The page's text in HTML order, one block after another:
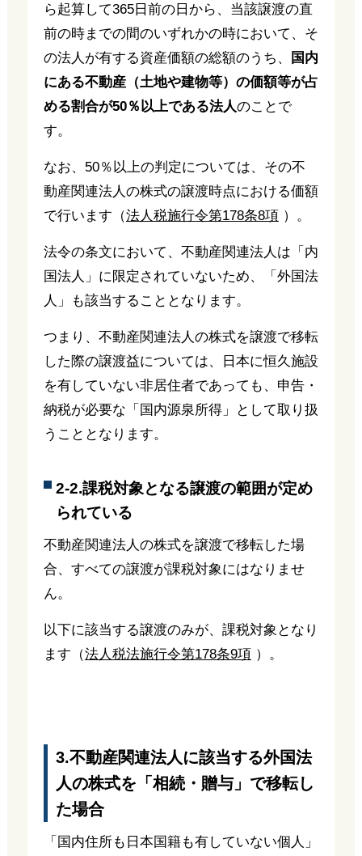
ら起算して365日前の日から、当該譲渡の直
前の時までの間のいずれかの時において、そ
の法人が有する資産価額の総額のうち、
国内
にある不動産（土地や建物等）の価額等が占
める割合が50％以上である法人のことで
す。
なお、50％以上の判定については、その不
動産関連法人の株式の譲渡時点における価額
で行います（法人税施行令第178条8項）。
法令の条文において、不動産関連法人は「内
国法人」に限定されていないため、「外国法
人」も該当することとなります。
つまり、不動産関連法人の株式を譲渡で移転
した際の譲渡益については、日本に恒久施設
を有していない非居住者であっても、申告・
納税が必要な「国内源泉所得」として取り扱
うこととなります。
2-2.課税対象となる譲渡の範囲が定め
られている
不動産関連法人の株式を譲渡で移転した場
合、すべての譲渡が課税対象にはなりませ
ん。
以下に該当する譲渡のみが、課税対象となり
ます（法人税法施行令第178条9項）。
3.不動産関連法人に該当する外国法
人の株式を「相続・贈与」で移転し
た場合
「国内住所も日本国籍も有していない個人」